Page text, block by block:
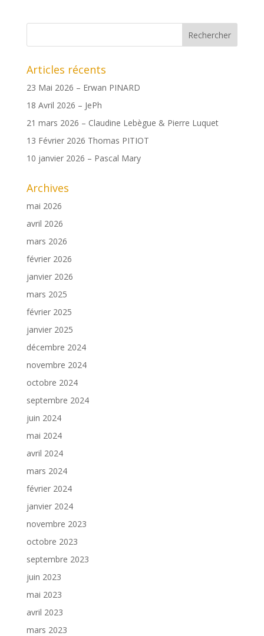
Articles récents
23 Mai 2026 – Erwan PINARD
18 Avril 2026 – JePh
21 mars 2026 – Claudine Lebègue & Pierre Luquet
13 Février 2026 Thomas PITIOT
10 janvier 2026 – Pascal Mary
Archives
mai 2026
avril 2026
mars 2026
février 2026
janvier 2026
mars 2025
février 2025
janvier 2025
décembre 2024
novembre 2024
octobre 2024
septembre 2024
juin 2024
mai 2024
avril 2024
mars 2024
février 2024
janvier 2024
novembre 2023
octobre 2023
septembre 2023
juin 2023
mai 2023
avril 2023
mars 2023